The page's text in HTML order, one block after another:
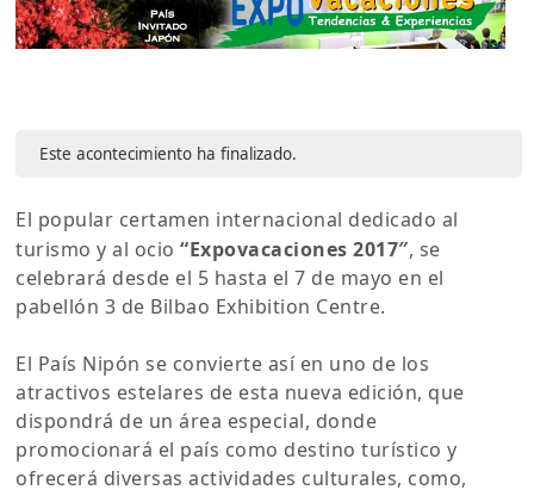
Este acontecimiento ha finalizado.
El popular certamen internacional dedicado al
turismo y al ocio“Expovacaciones 2017″, se
celebrará desde el 5 hasta el 7 de mayo en el
pabellón 3 de Bilbao Exhibition Centre.
El País Nipón se convierte así en uno de los
atractivos estelares de esta nueva edición, que
dispondrá de un área especial, donde
promocionará el país como destino turístico y
ofrecerá diversas actividades culturales, como,